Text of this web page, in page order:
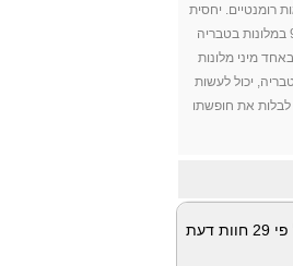
רומנטיים. יחסית
לאתרי נופש אחרים בארץ כגון ירושלים, אילת או תל אביב, מלונות בטבריה לא נהנות מתפיסה מלאה, אפשר למצוא גם דילים בדקה ה90 במלונות בטבריה
מיני מלונות
יכול לעשות
לבלות את חופשתו
דעת